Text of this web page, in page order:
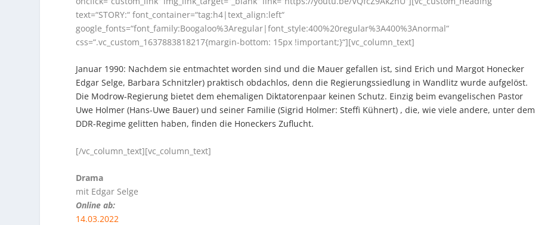
text=“STORY:“ font_container=“tag:h4|text_align:left“
google_fonts=“font_family:Boogaloo%3Aregular|font_style:400%20regular%3A400%3Anormal“
css=“.vc_custom_1637883818217{margin-bottom: 15px !important;}“][vc_column_text]
Januar 1990: Nachdem sie entmachtet worden sind und die Mauer gefallen ist, sind Erich und Margot Honecker
Edgar Selge, Barbara Schnitzler) praktisch obdachlos, denn die Regierungssiedlung in Wandlitz wurde aufgelöst.
Die Modrow-Regierung bietet dem ehemaligen Diktatorenpaar keinen Schutz. Einzig beim evangelischen Pastor
Uwe Holmer (Hans-Uwe Bauer) und seiner Familie (Sigrid Holmer: Steffi Kühnert) , die, wie viele andere, unter dem
DDR-Regime gelitten haben, finden die Honeckers Zuflucht.
[/vc_column_text][vc_column_text]
Drama
mit Edgar Selge
Online ab:
14.03.2022